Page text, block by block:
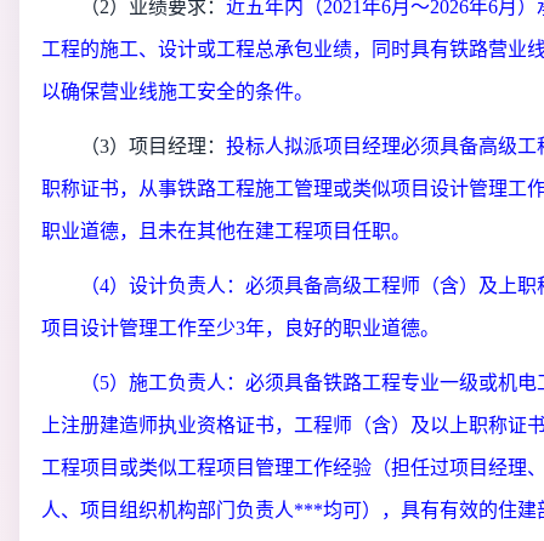
（2）业绩要求： 近五年内（2021年6月～2026年6月
工程的施工、设计或工程总承包业绩，同时具有铁路营业
以确保营业线施工安全的条件。
（3）项目经理： 投标人拟派项目经理必须具备高级工
职称证书，从事铁路工程施工管理或类似项目设计管理工
职业道德，且未在其他在建工程项目任职。
（4）设计负责人：必须具备高级工程师（含）及上职
项目设计管理工作至少3年，良好的职业道德。
（5）施工负责人：必须具备铁路工程专业一级或机
上注册建造师执业资格证书，工程师（含）及以上职称证
工程项目或类似工程项目管理工作经验（担任过项目经理
人、项目组织机构部门负责人***均可），具有有效的住建